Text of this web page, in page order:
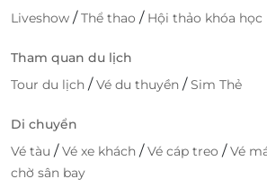
Liveshow /Thể thao / Hội thảo khóa học
Tham quan du lịch
Tour du lịch /Vé du thuyền /Sim Thẻ
Di chuyển
Vé tàu /Vé xe khách /Vé cáp treo /Vé
chờ sân bay